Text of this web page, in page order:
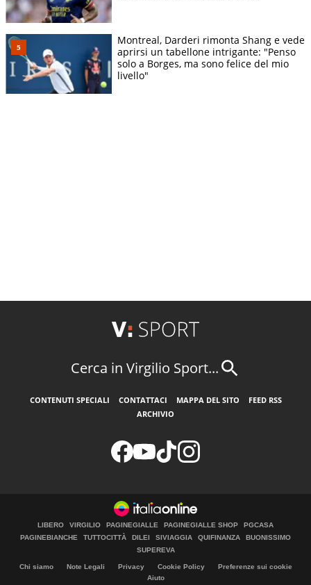
Montreal, Darderi rimonta Shang e vede
aprirsi un tabellone intrigante: "Penso
solo a Borges, ma sono felice del mio
livello"
Cerca in Virgilio Sport...
CONTENUTI SPECIALI CONTATTACI MAPPA DEL SITO
FEED RSS
ARCHIVIO
LIBERO VIRGILIO PAGINEGIALLE PAGINEGIALLE SHOP
PGCASA
PAGINEBIANCHE
TUTTOCITTÀ DILEI SIVIAGGIA QUIFINANZA
BUONISSIMO
SUPEREVA
Chi siamo Note Legali Privacy Cookie Policy
Preferenze sui cookie
Aiuto